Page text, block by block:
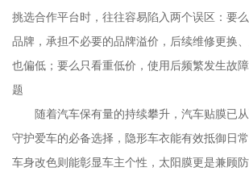
挑选合作平台时，往往容易陷入两个误区：要
品牌，承担不必要的品牌溢价，后续维修更换
也偏低；要么只看重低价，使用后频繁发生故
题
随着汽车保有量的持续攀升，汽车贴膜已从
守护爱车的必备选择，隐形车衣能有效抵御日
车身改色则能彰显车主个性，太阳膜更是兼顾